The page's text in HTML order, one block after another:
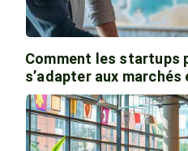
Comment les startups
s’adapter aux